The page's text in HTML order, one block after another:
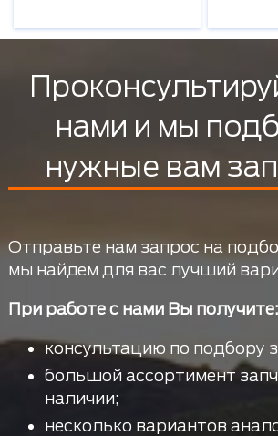
нами и мы
нужные вам
Отправьте нам запрос на
мы найдем для вас лучший
При работе с нами Вы получите:
консультацию по подбору
большой ассортимент
наличии;
несколько вариантов